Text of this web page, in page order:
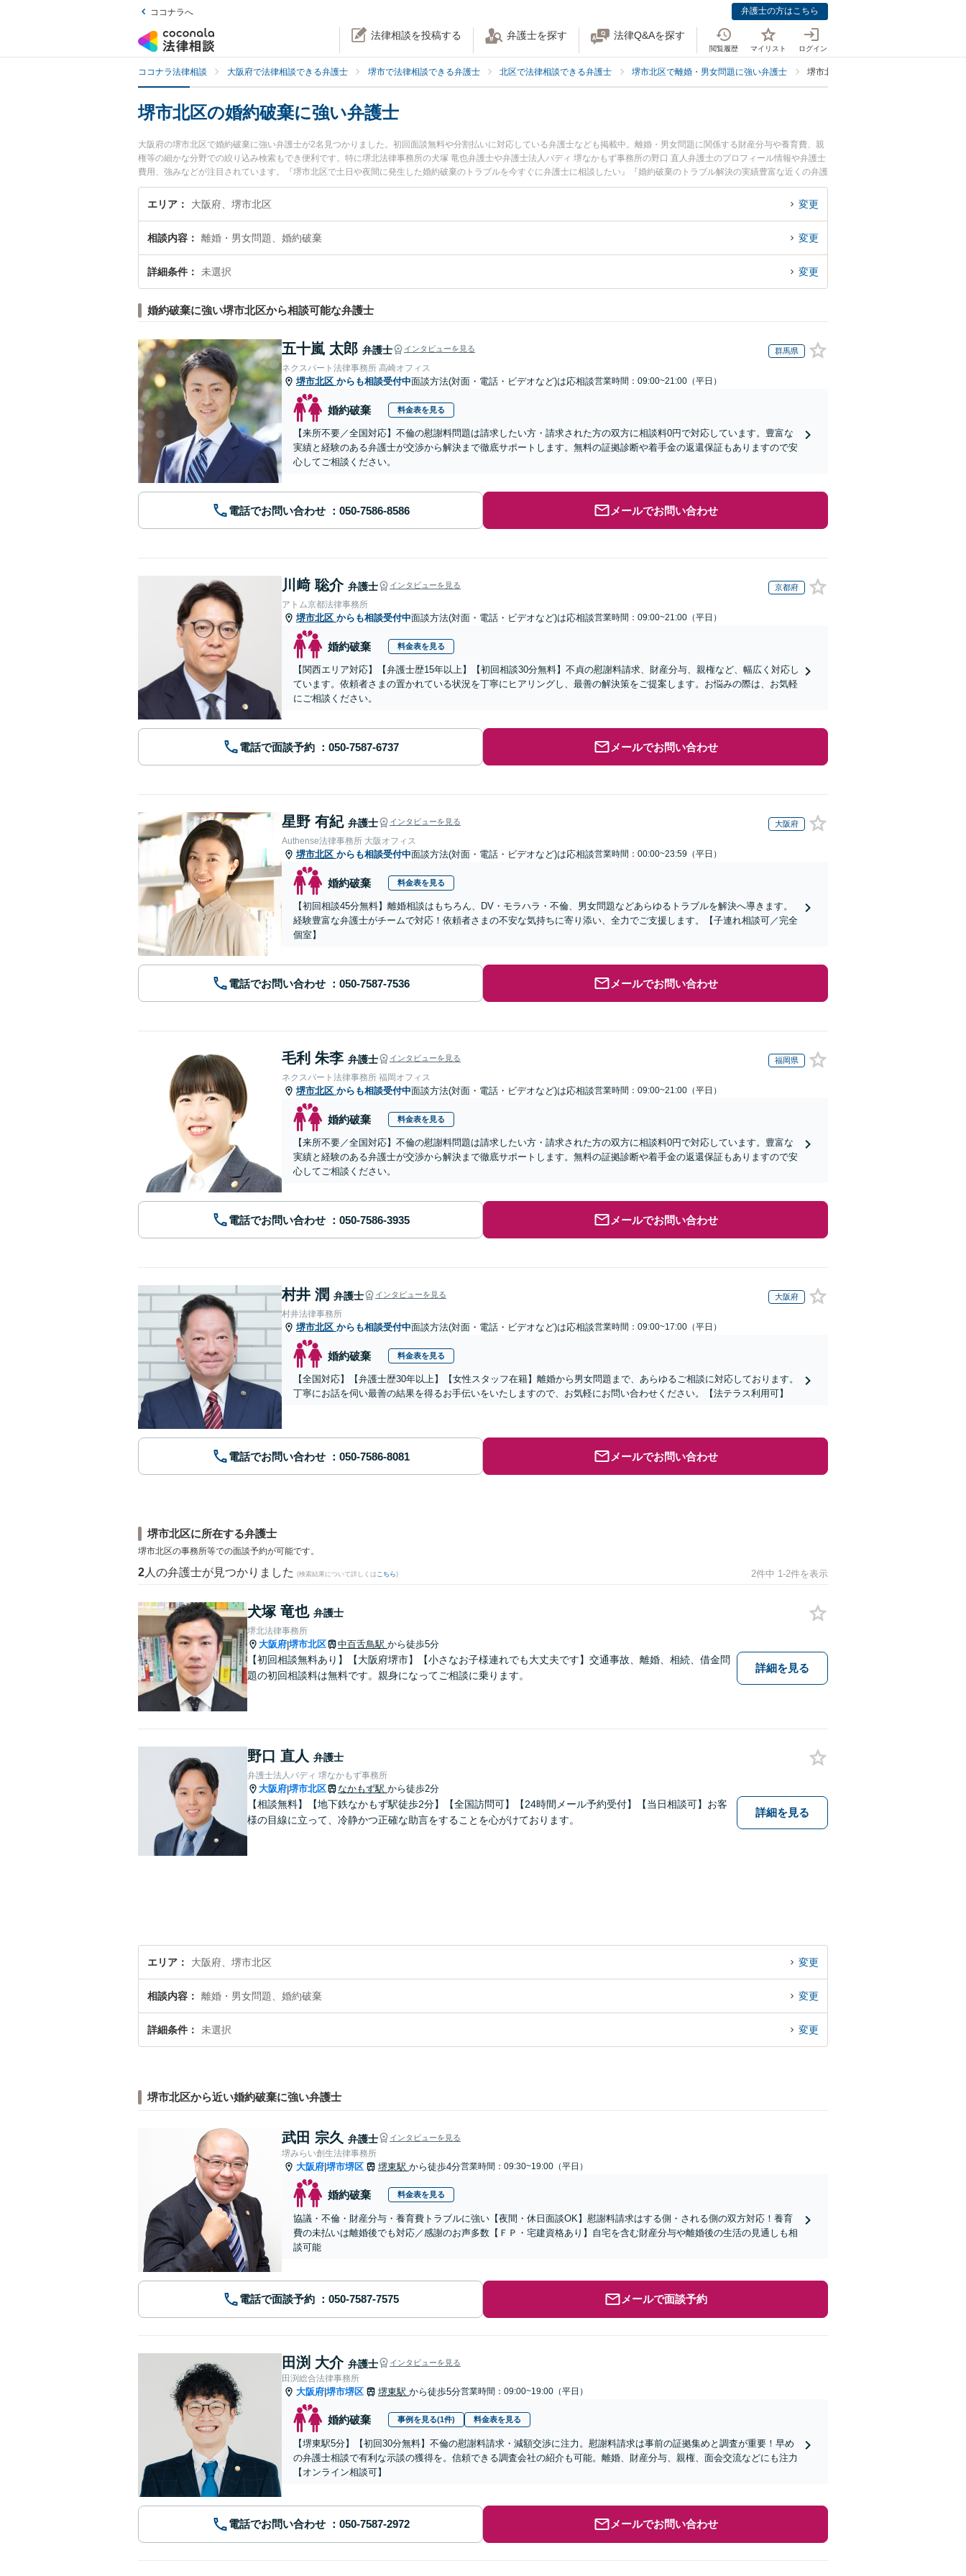
ココナラへ 弁護士の方はこちら
法律相談を投稿する 弁護士を探す 法律Q&Aを探す
閲覧履歴 マイリスト ログイン
ココナラ法律相談 大阪府で法律相談できる弁護士 堺市で法律相談できる弁護士 北区で法律相談できる弁護士 堺市北区で離婚・男女問題に強い弁護士 堺市北区で婚約破棄に強い弁護士
堺市北区の婚約破棄に強い弁護士
大阪府の堺市北区で婚約破棄に強い弁護士が2名見つかりました。初回面談無料や分割払いに対応している弁護士なども掲載中。離婚・男女問題に関係する財産分与や養育費、親
権等の細かな分野での絞り込み検索もでき便利です。特に堺北法律事務所の犬塚 竜也弁護士や弁護士法人バディ 堺なかもず事務所の野口 直人弁護士のプロフィール情報や弁護士
費用、強みなどが注目されています。『堺市北区で土日や夜間に発生した婚約破棄のトラブルを今すぐに弁護士に相談したい』『婚約破棄のトラブル解決の実績豊富な近くの弁護
士を検索したい』『初回相談無料で婚約破棄を法律相談できる堺市北区内の弁護士に相談予約したい』などでお困りの相談者さんにおすすめです。
エリア 大阪府、堺市北区 変更
相談内容 離婚・男女問題、婚約破棄 変更
詳細条件 未選択 変更
婚約破棄に強い堺市北区から相談可能な弁護士
五十嵐 太郎 弁護士 インタビューを見る 群馬県
ネクスパート法律事務所 高崎オフィス
堺市北区 からも相談受付中面談方法(対面・電話・ビデオなど)は応相談営業時間：09:00~21:00（平日）
婚約破棄 料金表を見る
【来所不要／全国対応】不倫の慰謝料問題は請求したい方・請求された方の双方に相談料0円で対応しています。豊富な
実績と経験のある弁護士が交渉から解決まで徹底サポートします。無料の証拠診断や着手金の返還保証もありますので安
心してご相談ください。
電話でお問い合わせ メールでお問い合わせ
川﨑 聡介 弁護士 インタビューを見る 京都府
アトム京都法律事務所
堺市北区 からも相談受付中面談方法(対面・電話・ビデオなど)は応相談営業時間：09:00~21:00（平日）
婚約破棄 料金表を見る
【関西エリア対応】【弁護士歴15年以上】【初回相談30分無料】不貞の慰謝料請求、財産分与、親権など、幅広く対応し
ています。依頼者さまの置かれている状況を丁寧にヒアリングし、最善の解決策をご提案します。お悩みの際は、お気軽
にご相談ください。
電話で面談予約 メールでお問い合わせ
星野 有紀 弁護士 インタビューを見る 大阪府
Authense法律事務所 大阪オフィス
堺市北区 からも相談受付中面談方法(対面・電話・ビデオなど)は応相談営業時間：00:00~23:59（平日）
婚約破棄 料金表を見る
【初回相談45分無料】離婚相談はもちろん、DV・モラハラ・不倫、男女問題などあらゆるトラブルを解決へ導きます。
経験豊富な弁護士がチームで対応！依頼者さまの不安な気持ちに寄り添い、全力でご支援します。【子連れ相談可／完全
個室】
電話でお問い合わせ メールでお問い合わせ
毛利 朱李 弁護士 インタビューを見る 福岡県
ネクスパート法律事務所 福岡オフィス
堺市北区 からも相談受付中面談方法(対面・電話・ビデオなど)は応相談営業時間：09:00~21:00（平日）
婚約破棄 料金表を見る
【来所不要／全国対応】不倫の慰謝料問題は請求したい方・請求された方の双方に相談料0円で対応しています。豊富な
実績と経験のある弁護士が交渉から解決まで徹底サポートします。無料の証拠診断や着手金の返還保証もありますので安
心してご相談ください。
電話でお問い合わせ メールでお問い合わせ
村井 潤 弁護士 インタビューを見る 大阪府
村井法律事務所
堺市北区 からも相談受付中面談方法(対面・電話・ビデオなど)は応相談営業時間：09:00~17:00（平日）
婚約破棄 料金表を見る
【全国対応】【弁護士歴30年以上】【女性スタッフ在籍】離婚から男女問題まで、あらゆるご相談に対応しております。
丁寧にお話を伺い最善の結果を得るお手伝いをいたしますので、お気軽にお問い合わせください。【法テラス利用可】
電話でお問い合わせ メールでお問い合わせ
堺市北区に所在する弁護士
堺市北区の事務所等での面談予約が可能です。
2 人の弁護士が見つかりました (検索結果について詳しくは こちら) 2件中 1-2件を表示
犬塚 竜也 弁護士
堺北法律事務所
大阪府|堺市北区 中百舌鳥駅 から徒歩5分
【初回相談無料あり】【大阪府堺市】【小さなお子様連れでも大丈夫です】交通事故、離婚、相続、借金問
題の初回相談料は無料です。親身になってご相談に乗ります。
詳細を見る
野口 直人 弁護士
弁護士法人バディ 堺なかもず事務所
大阪府|堺市北区 なかもず駅 から徒歩2分
【相談無料】【地下鉄なかもず駅徒歩2分】【全国訪問可】【24時間メール予約受付】【当日相談可】お客
様の目線に立って、冷静かつ正確な助言をすることを心がけております。
詳細を見る
エリア 大阪府、堺市北区 変更
相談内容 離婚・男女問題、婚約破棄 変更
詳細条件 未選択 変更
堺市北区から近い婚約破棄に強い弁護士
武田 宗久 弁護士 インタビューを見る
堺みらい創生法律事務所
大阪府 堺市堺区 堺東駅 から徒歩4分営業時間：09:30~19:00（平日）
婚約破棄 料金表を見る
協議・不倫・財産分与・養育費トラブルに強い【夜間・休日面談OK】慰謝料請求はする側・される側の双方対応！養育
費の未払いは離婚後でも対応／感謝のお声多数【ＦＰ・宅建資格あり】自宅を含む財産分与や離婚後の生活の見通しも相
談可能
電話で面談予約 メールで面談予約
田渕 大介 弁護士 インタビューを見る
田渕総合法律事務所
大阪府 堺市堺区 堺東駅 から徒歩5分営業時間：09:00~19:00（平日）
婚約破棄 事例を見る(1件) 料金表を見る
【堺東駅5分】【初回30分無料】不倫の慰謝料請求・減額交渉に注力。慰謝料請求は事前の証拠集めと調査が重要！早め
の弁護士相談で有利な示談の獲得を。信頼できる調査会社の紹介も可能。離婚、財産分与、親権、面会交流などにも注力
【オンライン相談可】
電話でお問い合わせ メールでお問い合わせ